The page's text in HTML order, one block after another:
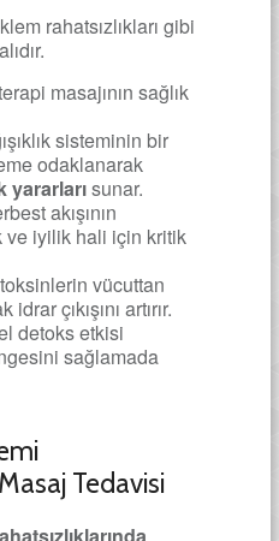
rahatsızlıkları gibi
masajının sağlık
sisteminin bir
odaklanarak
yararlarısunar.
akışının
ve iyilik hali için kritik
vücuttan
çıkışını artırır.
detoks etkisi
sağlamada
Tedavisi